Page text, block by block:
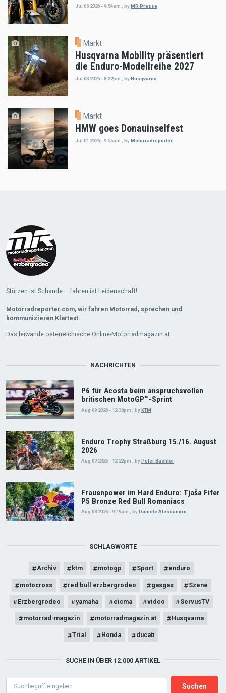
Jul 06 2026 - 9:54am , byMR Presse
Markt
Husqvarna Mobility präsentiert
die Enduro-Modellreihe 2027
Jul 03 2026 - 8:32pm byHusqvarna
Markt
HMW goes Donauinselfest
Jul 01 2026 - 9:55am byMotorradreporter
Stürzen ist Schande – fahren ist Leidenschaft!
Motorradreporter.com, wir fahren Motorrad, sprechen und
kommunizieren Klartext.
Das leiwande österreichische Online-Motorradmagazin.at
NACHRICHTEN
P6 für Acosta beim anspruchsvollen
britischen MotoGP™-Sprint
Aug 09 2026 - 12:38pm byKTM
Enduro Trophy Straßburg 15./16. August
2026
Aug 09 2026 - 12:22pm byPeter Bachler
Frauenpower im Hard Enduro: Tjaša Fifer
P5 Bronze Red Bull Romaniacs
Aug 08 2026 - 9:19am byDaniele Alessandro
SCHLAGWORTE
Archiv ktm motogp Sport enduro
motocross red bull erzbergrodeo gasgas Szene
Erzbergrodeo yamaha eicma video ServusTV
motorrad-magazin motorradmagazin.at Husqvarna
Trial Honda ducati
SUCHE IN ÜBER 12.000 ARTIKEL